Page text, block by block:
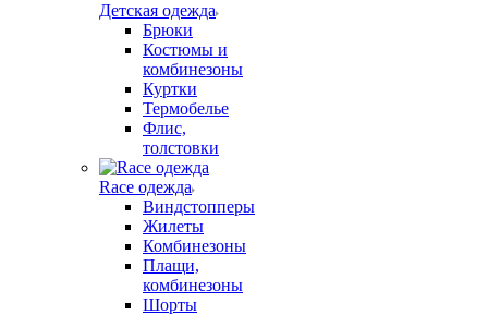
Детская одежда
Брюки
Костюмы и
комбинезоны
Куртки
Термобелье
Флис,
толстовки
Race одежда
Виндстопперы
Жилеты
Комбинезоны
Плащи,
комбинезоны
Шорты